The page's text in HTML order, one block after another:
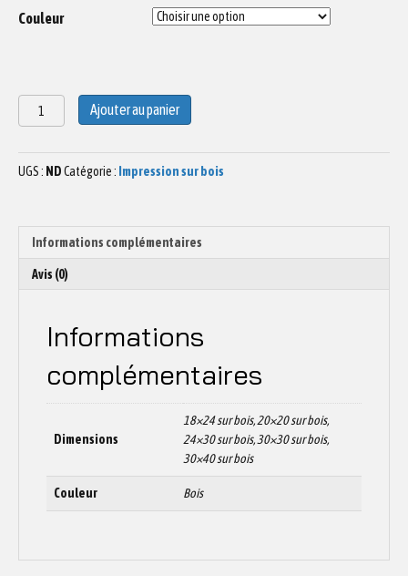
Couleur
quantité
de
Paddle
N°1
Ajouter au panier
UGS : NDCatégorie : Impression sur bois
Informations complémentaires
Avis (0)
Informations
complémentaires
Dimensions
18×24 sur bois, 20×20 sur bois,
24×30 sur bois, 30×30 sur bois,
30×40 sur bois
Couleur Bois